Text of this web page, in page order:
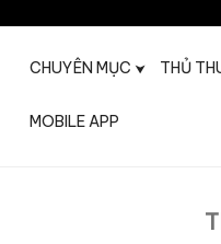
CHUYÊN MỤC THỦ
MOBILE APP